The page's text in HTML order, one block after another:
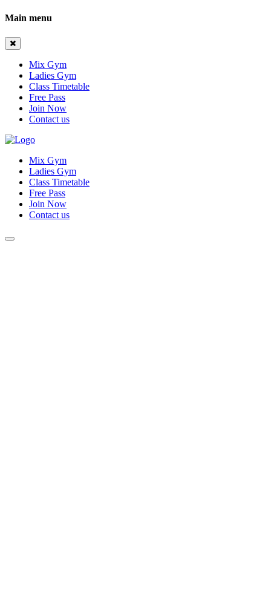
Main menu
Mix Gym
Ladies Gym
Class Timetable
Free Pass
Join Now
Contact us
Mix Gym
Ladies Gym
Class Timetable
Free Pass
Join Now
Contact us